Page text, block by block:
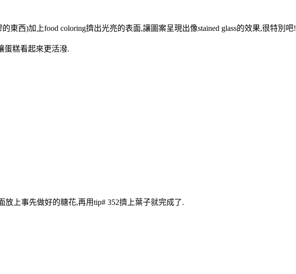
東西)加上food coloring擠出光亮的表面,讓圖案呈現出像stained glass的效果,很特別吧!
蛋糕看起來更活潑.
上事先做好的糖花,再用tip# 352擠上葉子就完成了.